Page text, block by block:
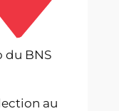
du BNS
au